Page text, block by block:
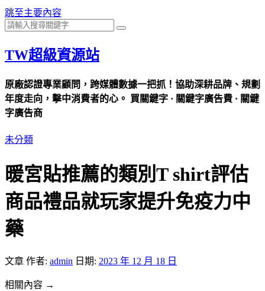
跳至主要內容
TW超級資源站
原廠認證專業顧問，跨媒體數據一把抓！協助深耕品牌、規劃
年度走向，擊中消費者的心。 買關鍵字 · 關鍵字廣告費 · 關鍵
字廣告商
未分類
暖宮貼推薦的類別T shirt評估
商品禮品就玩家提升免疫力中
藥
文章 作者: admin 日期: 2023 年 12 月 18 日
相關內容 →